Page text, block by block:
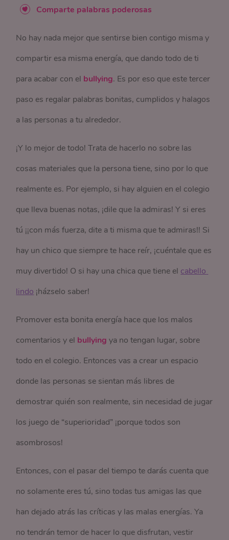
Comparte palabras poderosas
No hay nada mejor que sentirse bien contigo misma y
compartir esa misma energía, que dando todo de ti
para acabar con el bullying. Es por eso que este tercer
paso es regalar palabras bonitas, cumplidos y halagos
a las personas a tu alrededor.
¡Y lo mejor de todo! Trata de hacerlo no sobre las
cosas materiales que la persona tiene, sino por lo que
realmente es. Por ejemplo, si hay alguien en el colegio
que lleva buenas notas, ¡dile que la admiras! Y si eres
tú ¡¡con más fuerza, dite a ti misma que te admiras!! Si
hay un chico que siempre te hace reír, ¡cuéntale que es
muy divertido! O si hay una chica que tiene el cabello
lindo ¡házselo saber!
Promover esta bonita energía hace que los malos
comentarios y el bullying ya no tengan lugar, sobre
todo en el colegio. Entonces vas a crear un espacio
donde las personas se sientan más libres de
demostrar quién son realmente, sin necesidad de jugar
los juego de “superioridad” ¡porque todos son
asombrosos!
Entonces, con el pasar del tiempo te darás cuenta que
no solamente eres tú, sino todas tus amigas las que
han dejado atrás las críticas y las malas energías. Ya
no tendrán temor de hacer lo que disfrutan, vestir